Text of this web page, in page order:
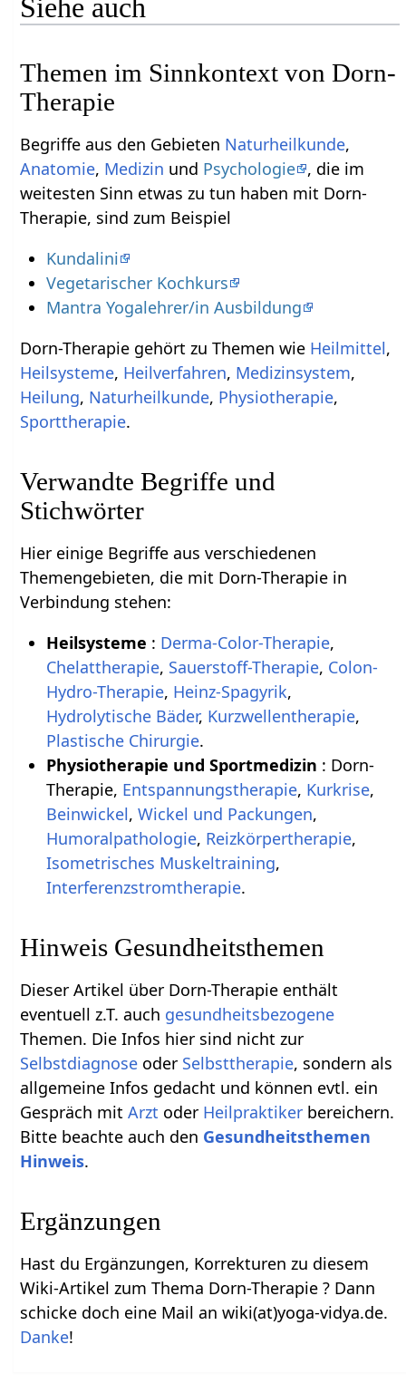
Siehe auch
Themen im Sinnkontext von Dorn-
Therapie
Begriffe aus den Gebieten Naturheilkunde,
Anatomie, Medizin und Psychologie , die im
weitesten Sinn etwas zu tun haben mit Dorn-
Therapie, sind zum Beispiel
Kundalini
Vegetarischer Kochkurs
Mantra Yogalehrer/in Ausbildung
Dorn-Therapie gehört zu Themen wie Heilmittel,
Heilsysteme, Heilverfahren, Medizinsystem,
Heilung, Naturheilkunde, Physiotherapie,
Sporttherapie.
Verwandte Begriffe und
Stichwörter
Hier einige Begriffe aus verschiedenen
Themengebieten, die mit Dorn-Therapie in
Verbindung stehen:
Heilsysteme : Derma-Color-Therapie,
Chelattherapie, Sauerstoff-Therapie, Colon-
Hydro-Therapie, Heinz-Spagyrik,
Hydrolytische Bäder, Kurzwellentherapie,
Plastische Chirurgie.
Physiotherapie und Sportmedizin : Dorn-
Therapie, Entspannungstherapie, Kurkrise,
Beinwickel, Wickel und Packungen,
Humoralpathologie, Reizkörpertherapie,
Isometrisches Muskeltraining,
Interferenzstromtherapie.
Hinweis Gesundheitsthemen
Dieser Artikel über Dorn-Therapie enthält
eventuell z.T. auch gesundheitsbezogene
Themen. Die Infos hier sind nicht zur
Selbstdiagnose oder Selbsttherapie, sondern als
allgemeine Infos gedacht und können evtl. ein
Gespräch mitArzt oder Heilpraktiker bereichern.
Bitte beachte auch den Gesundheitsthemen
Hinweis.
Ergänzungen
Hast du Ergänzungen, Korrekturen zu diesem
Wiki-Artikel zum Thema Dorn-Therapie ? Dann
schicke doch eine Mail an wiki(at)yoga-vidya.de.
Danke!